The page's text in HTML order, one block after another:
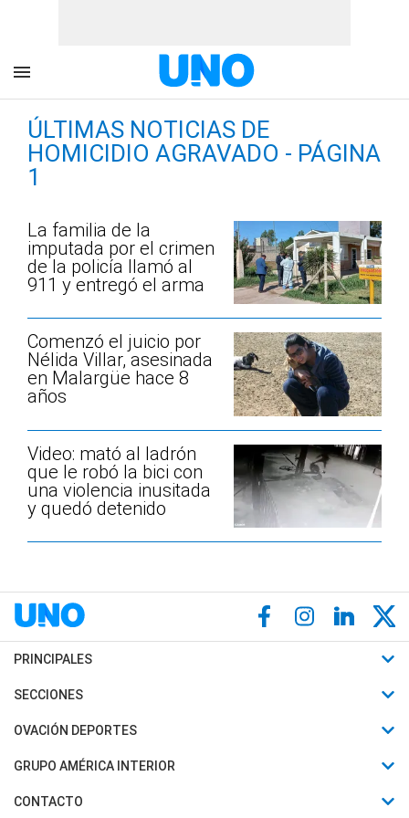
ÚLTIMAS NOTICIAS DE
HOMICIDIO AGRAVADO - PÁGINA
1
La familia de la
imputada por el crimen
de la policía llamó al
911 y entregó el arma
Comenzó el juicio por
Nélida Villar, asesinada
en Malargüe hace 8
años
Video: mató al ladrón
que le robó la bici con
una violencia inusitada
y quedó detenido
PRINCIPALES
Últimas Noticias
Política
Judiciales
SECCIONES
Horóscopo
Motores
OVACIÓN DEPORTES
Fútbol
Mundial
GRUPO AMÉRICA INTERIOR
Canal 7 en Vivo
CONTACTO